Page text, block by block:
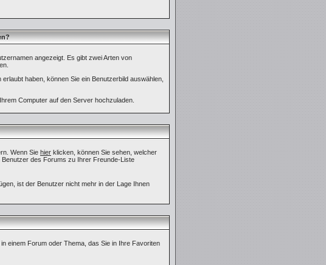
angezeigt. Es gibt zwei Arten von
haben, können Sie ein Benutzerbild auswählen,
Computer auf den Server hochzuladen.
Wenn Sie hier klicken, können Sie sehen, welcher
des Forums zu Ihrer Freunde-Liste
ist der Benutzer nicht mehr in der Lage Ihnen
einem Forum oder Thema, das Sie in Ihre Favoriten